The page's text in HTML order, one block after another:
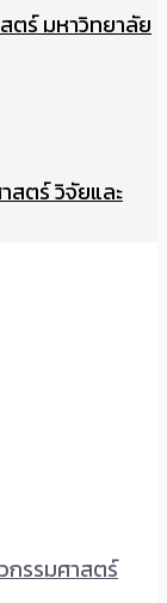
ตร์ มหาวิทยาลัย
สตร์ วิจัยและ
กรรมศาสตร์